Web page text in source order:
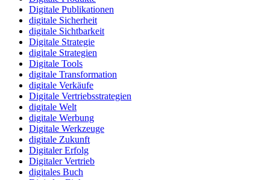
Digitale Publikationen
digitale Sicherheit
digitale Sichtbarkeit
Digitale Strategie
digitale Strategien
Digitale Tools
digitale Transformation
digitale Verkäufe
Digitale Vertriebsstrategien
digitale Welt
digitale Werbung
Digitale Werkzeuge
digitale Zukunft
Digitaler Erfolg
Digitaler Vertrieb
digitales Buch